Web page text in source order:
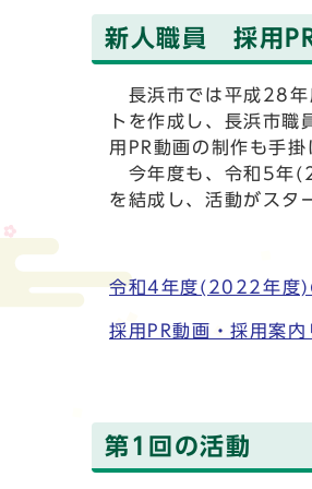
新人職員 採用
長浜市では平成28年
トを作成し、長浜市
用PR動画の制作も手掛
今年度も、令和5年
を結成し、活動がスタ
令和4年度(2022年度)
採用PR動画・採用案
第1回の活動